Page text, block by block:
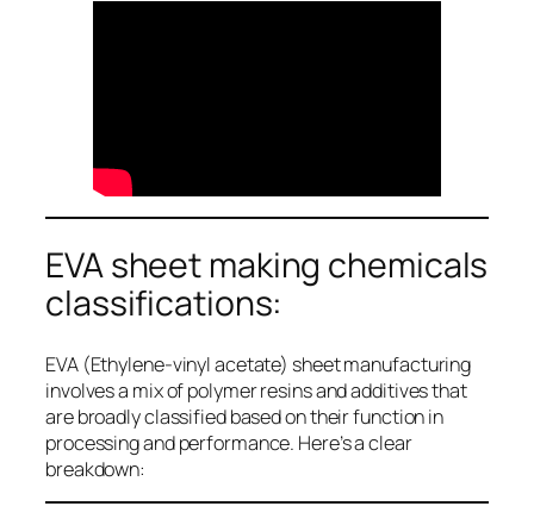
EVA sheet making chemicals
classifications:
EVA (Ethylene-vinyl acetate) sheet manufacturing
involves a mix of polymer resins and additives that
are broadly classified based on their function in
processing and performance. Here’s a clear
breakdown: